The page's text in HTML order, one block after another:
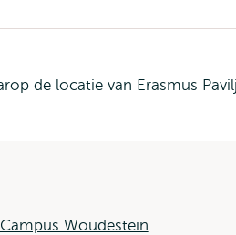
Campus Woudestein